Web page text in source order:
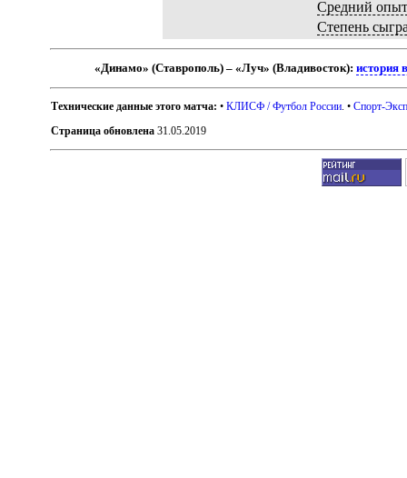
Средний
Степень
«Динамо» (Ставрополь) – «Луч» (Владивосток):история
Технические данные этого матча: •КЛИСФ / Футбол России . •Спорт-
Страница обновлена 31.05.2019